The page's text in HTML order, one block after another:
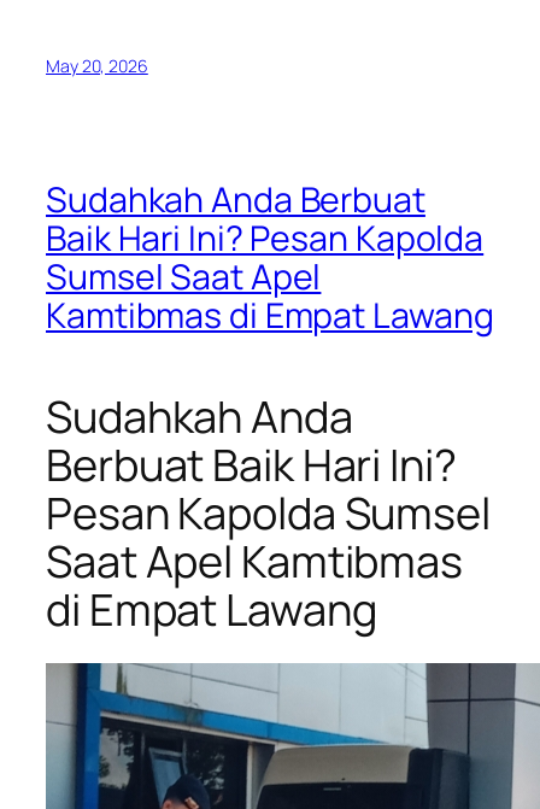
May 20, 2026
Sudahkah Anda Berbuat
Baik Hari Ini? Pesan Kapolda
Sumsel Saat Apel
Kamtibmas di Empat Lawang
Sudahkah Anda
Berbuat Baik Hari Ini?
Pesan Kapolda Sumsel
Saat Apel Kamtibmas
di Empat Lawang